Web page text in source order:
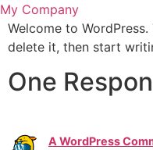
Skip
to
content
My Company
Welcome to
delete it, then start
One
A WordPress